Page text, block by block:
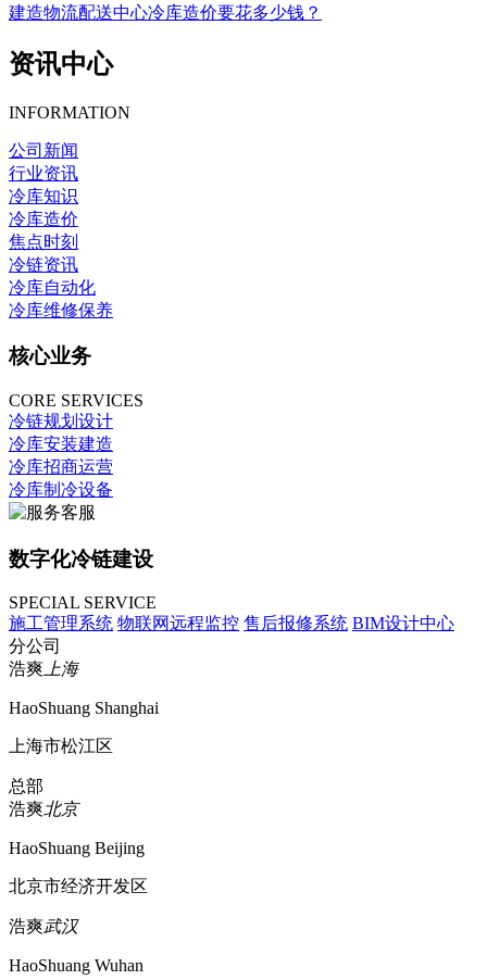
建造物流配送中心冷库造价要花多少钱？
资讯中心
INFORMATION
公司新闻
行业资讯
冷库知识
冷库造价
焦点时刻
冷链资讯
冷库自动化
冷库维修保养
核心业务
CORE SERVICES
冷链规划设计
冷库安装建造
冷库招商运营
冷库制冷设备
数字化冷链建设
SPECIAL SERVICE
施工管理系统 物联网远程监控 售后报修系统 BIM设计中心
分公司
浩爽上海
HaoShuang Shanghai
上海市松江区
总部
浩爽北京
HaoShuang Beijing
北京市经济开发区
浩爽武汉
HaoShuang Wuhan